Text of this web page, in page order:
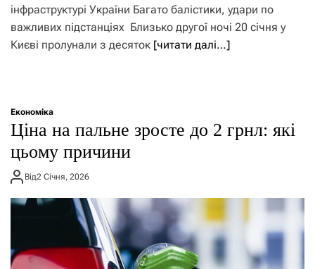
інфраструктурі України Багато балістики, удари по
важливих підстанціях Близько другої ночі 20 січня у
Києві пролунали з десяток [читати далі…]
Економіка
Ціна на пальне зросте до 2 грнл: які
цьому причини
Від2 Січня, 2026